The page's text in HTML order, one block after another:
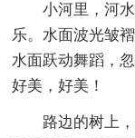
小河里，河
乐。水面波光皱
水面跃动舞蹈，
好美，好美！
路边的树上